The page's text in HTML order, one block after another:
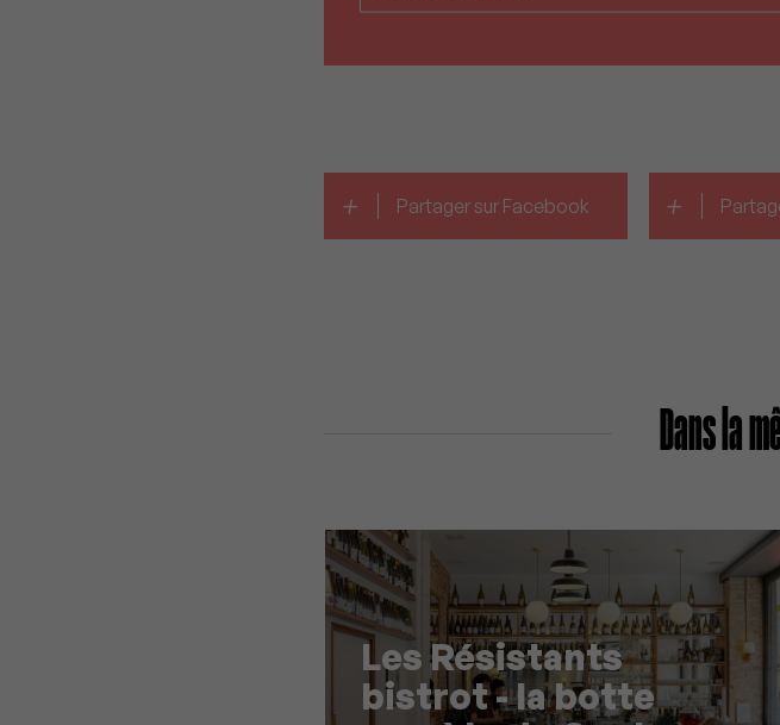
+ Partager sur Facebook +
Dans la
Les Résistants
bistrot - la botte